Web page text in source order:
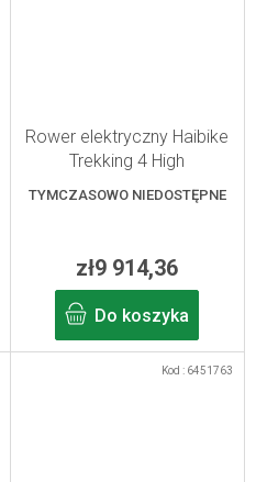
Rower elektryczny Haibike
Trekking 4 High
blue/orange/silver 2025 S
TYMCZASOWO NIEDOSTĘPNE
zł9 914,36
Do koszyka
Kod : 6451763